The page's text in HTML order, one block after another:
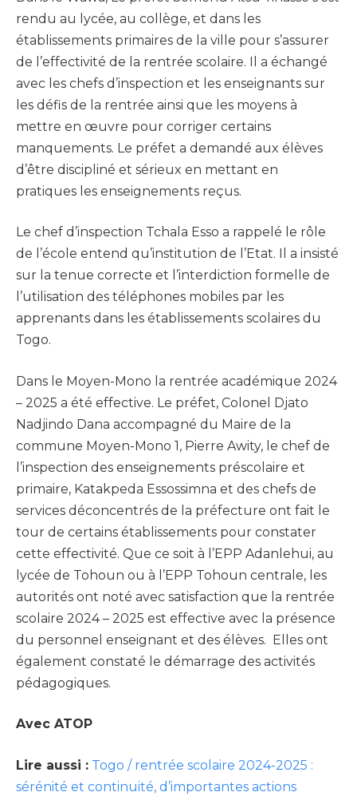
rendu au lycée, au collège, et dans les
établissements primaires de la ville pour s’assurer
de l’effectivité de la rentrée scolaire. Il a échangé
avec les chefs d’inspection et les enseignants sur
les défis de la rentrée ainsi que les moyens à
mettre en œuvre pour corriger certains
manquements. Le préfet a demandé aux élèves
d’être discipliné et sérieux en mettant en
pratiques les enseignements reçus.
Le chef d’inspection Tchala Esso a rappelé le rôle
de l’école entend qu’institution de l’Etat. Il a insisté
sur la tenue correcte et l’interdiction formelle de
l’utilisation des téléphones mobiles par les
apprenants dans les établissements scolaires du
Togo.
Dans le Moyen-Mono la rentrée académique 2024
– 2025 a été effective. Le préfet, Colonel Djato
Nadjindo Dana accompagné du Maire de la
commune Moyen-Mono 1, Pierre Awity, le chef de
l’inspection des enseignements préscolaire et
primaire, Katakpeda Essossimna et des chefs de
services déconcentrés de la préfecture ont fait le
tour de certains établissements pour constater
cette effectivité. Que ce soit à l’EPP Adanlehui, au
lycée de Tohoun ou à l’EPP Tohoun centrale, les
autorités ont noté avec satisfaction que la rentrée
scolaire 2024 – 2025 est effective avec la présence
du personnel enseignant et des élèves. Elles ont
également constaté le démarrage des activités
pédagogiques.
Avec ATOP
Lire aussi : Togo / rentrée scolaire 2024-2025 :
sérénité et continuité, d’importantes actions